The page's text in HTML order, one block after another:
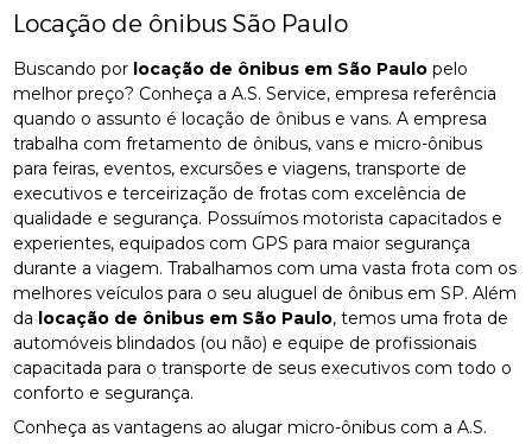
Locação de ônibus São Paulo
Buscando por locação de ônibus em São Paulo pelo
melhor preço? Conheça a A.S. Service, empresa referência
quando o assunto é locação de ônibus e vans. A empresa
trabalha com fretamento de ônibus, vans e micro-ônibus
para feiras, eventos, excursões e viagens, transporte de
executivos e terceirização de frotas com excelência de
qualidade e segurança. Possuímos motorista capacitados e
experientes, equipados com GPS para maior segurança
durante a viagem. Trabalhamos com uma vasta frota com os
melhores veículos para o seu aluguel de ônibus em SP. Além
da locação de ônibus em São Paulo, temos uma frota de
automóveis blindados (ou não) e equipe de profissionais
capacitada para o transporte de seus executivos com todo o
conforto e segurança.
Conheça as vantagens ao alugar micro-ônibus com a A.S.